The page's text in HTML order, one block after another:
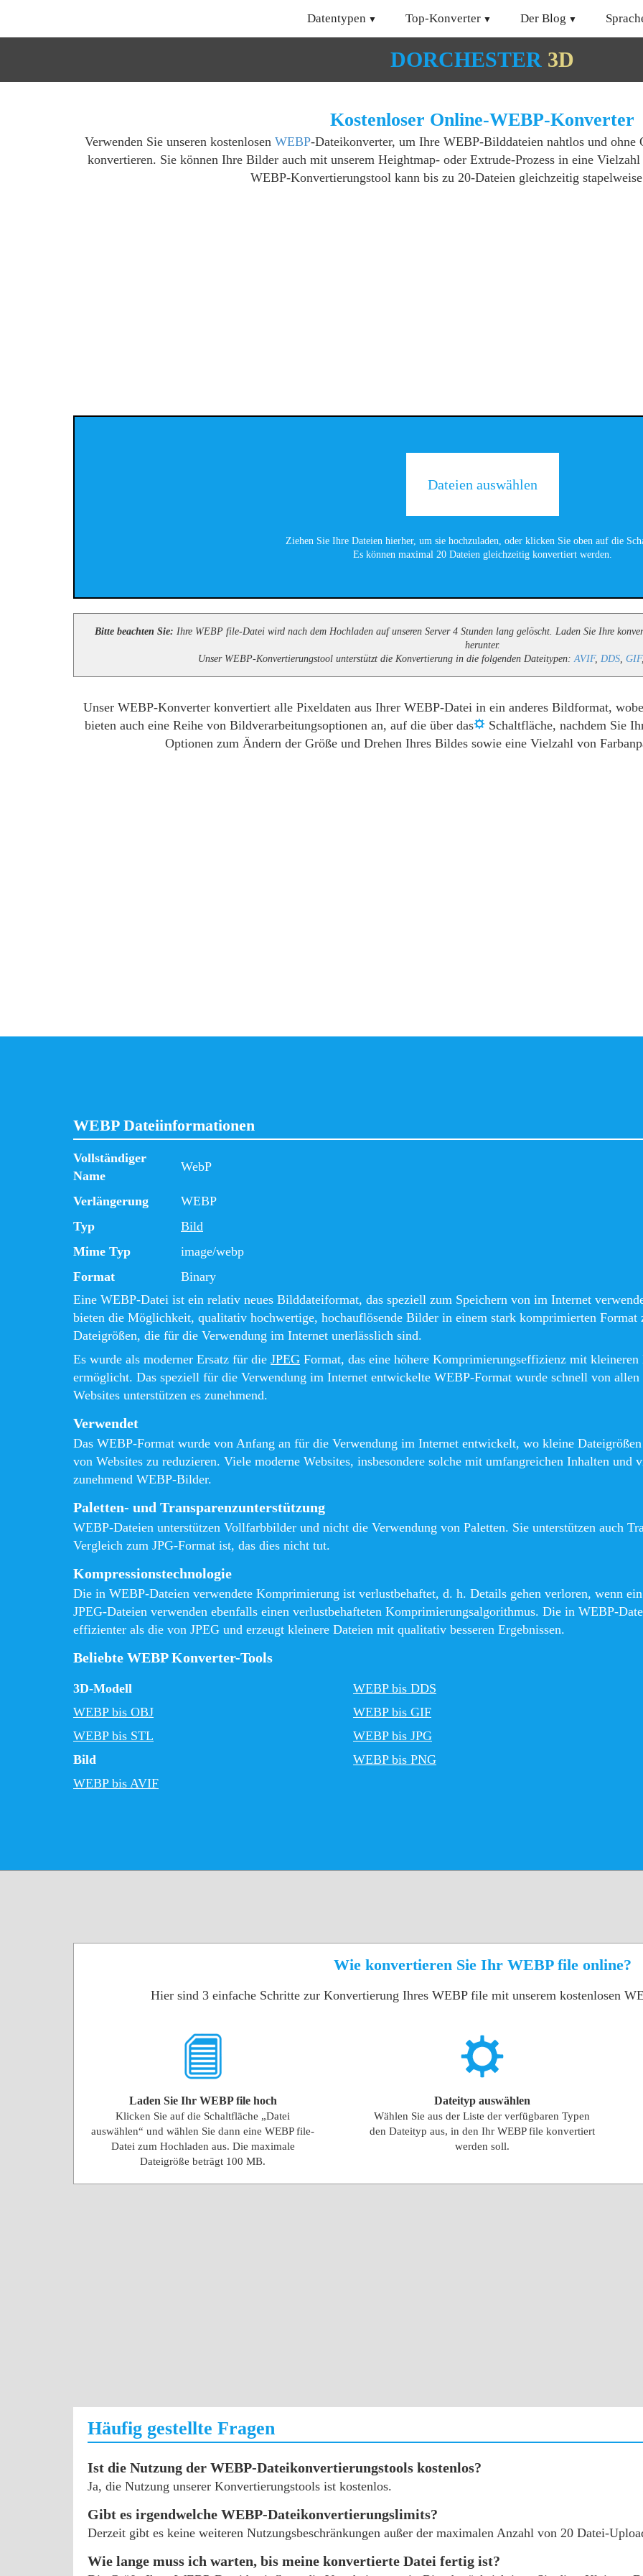
Datentypen Top-Konverter Der Blog
DORCHESTER 3D
Kostenloser Online-WEBP-Konverter
Verwenden Sie unseren kostenlosen WEBP-Dateikonverter, um Ihre WEBP-Bilddateien nahtlos und
konvertieren. Sie können Ihre Bilder auch mit unserem Heightmap- oder Extrude-Prozess in eine
WEBP-Konvertierungstool kann bis zu 20-Dateien gleichzeitig
Dateien auswählen
Ziehen Sie Ihre Dateien hierher, um sie hochzuladen, oder klicken Sie oben auf die
Es können maximal 20 Dateien gleichzeitig konvertiert werden.
Bitte beachten Sie: Ihre WEBP file-Datei wird nach dem Hochladen auf unseren Server 4 Stunden lang gelöscht. Laden Sie Ihre
herunter.
Unser WEBP-Konvertierungstool unterstützt die Konvertierung in die folgenden Dateitypen:AVIF, DDS, GIF,
Unser WEBP-Konverter konvertiert alle Pixeldaten aus Ihrer WEBP-Datei in ein anderes Bildformat,
bieten auch eine Reihe von Bildverarbeitungsoptionen an, auf die über das
Schaltfläche, nachdem Sie
Optionen zum Ändern der Größe und Drehen Ihres Bildes sowie eine Vielzahl von
WEBP Dateiinformationen
Vollständiger
Name
WebP
Verlängerung
WEBP
Typ
Bild
Mime Typ
image/webp
Format
Binary
Eine WEBP-Datei ist ein relativ neues Bilddateiformat, das speziell zum Speichern von im Internet
bieten die Möglichkeit, qualitativ hochwertige, hochauflösende Bilder in einem stark komprimierten Format
Dateigrößen, die für die Verwendung im Internet unerlässlich sind.
Es wurde als moderner Ersatz für die JPEG Format, das eine höhere Komprimierungseffizienz mit
ermöglicht. Das speziell für die Verwendung im Internet entwickelte WEBP-Format wurde schnell von
Websites unterstützen es zunehmend.
Verwendet
Das WEBP-Format wurde von Anfang an für die Verwendung im Internet entwickelt, wo kleine
von Websites zu reduzieren. Viele moderne Websites, insbesondere solche mit umfangreichen Inhalten und
zunehmend WEBP-Bilder.
Paletten- und Transparenzunterstützung
WEBP-Dateien unterstützen Vollfarbbilder und nicht die Verwendung von Paletten. Sie unterstützen auch
Vergleich zum JPG-Format ist, das dies nicht tut.
Kompressionstechnologie
Die in WEBP-Dateien verwendete Komprimierung ist verlustbehaftet, d. h. Details gehen verloren, wenn
JPEG-Dateien verwenden ebenfalls einen verlustbehafteten Komprimierungsalgorithmus. Die in WEBP-
effizienter als die von JPEG und erzeugt kleinere Dateien mit qualitativ besseren Ergebnissen.
Beliebte WEBP Konverter-Tools
3D-Modell
WEBP bis OBJ
WEBP bis STL
Bild
WEBP bis AVIF
WEBP bis DDS
WEBP bis GIF
WEBP bis JPG
WEBP bis PNG
Wie konvertieren Sie Ihr WEBP file online?
Hier sind 3 einfache Schritte zur Konvertierung Ihres WEBP file mit unserem kostenlosen
Laden Sie Ihr WEBP file hoch
Klicken Sie auf die Schaltfläche „Datei
auswählen“ und wählen Sie dann eine WEBP file-
Datei zum Hochladen aus. Die maximale
Dateigröße beträgt 100 MB.
Dateityp auswählen
Wählen Sie aus der Liste der verfügbaren Typen
den Dateityp aus, in den Ihr WEBP file konvertiert
werden soll.
Häufig gestellte Fragen
Ist die Nutzung der WEBP-Dateikonvertierungstools kostenlos?
Ja, die Nutzung unserer Konvertierungstools ist kostenlos.
Gibt es irgendwelche WEBP-Dateikonvertierungslimits?
Derzeit gibt es keine weiteren Nutzungsbeschränkungen außer der maximalen Anzahl von 20 Datei-
Wie lange muss ich warten, bis meine konvertierte Datei fertig ist?